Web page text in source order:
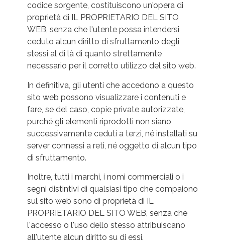
codice sorgente, costituiscono un'opera di
proprietà di IL PROPRIETARIO DEL SITO
WEB, senza che l'utente possa intendersi
ceduto alcun diritto di sfruttamento degli
stessi al di là di quanto strettamente
necessario per il corretto utilizzo del sito web.
In definitiva, gli utenti che accedono a questo
sito web possono visualizzare i contenuti e
fare, se del caso, copie private autorizzate,
purché gli elementi riprodotti non siano
successivamente ceduti a terzi, né installati su
server connessi a reti, né oggetto di alcun tipo
di sfruttamento.
Inoltre, tutti i marchi, i nomi commerciali o i
segni distintivi di qualsiasi tipo che compaiono
sul sito web sono di proprietà di IL
PROPRIETARIO DEL SITO WEB, senza che
l'accesso o l'uso dello stesso attribuiscano
all'utente alcun diritto su di essi.